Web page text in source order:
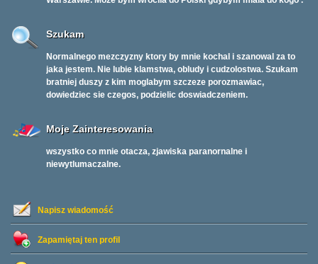
Napisz wiadomość
Zapamiętaj ten profil
Szukam
Normalnego mezczyzny ktory by mnie kochal i szanowal za to
jaka jestem. Nie lubie klamstwa, obludy i cudzolostwa. Szukam
bratniej duszy z kim moglabym szczeze porozmawiac,
dowiedziec sie czegos, podzielic doswiadczeniem.
Moje Zainteresowania
wszystko co mnie otacza, zjawiska paranornalne i
niewytlumaczalne.